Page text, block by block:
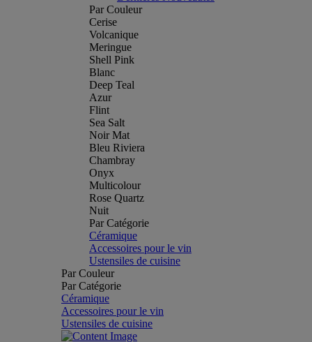
Par Couleur
Cerise
Volcanique
Meringue
Shell Pink
Blanc
Deep Teal
Azur
Flint
Sea Salt
Noir Mat
Bleu Riviera
Chambray
Onyx
Multicolour
Rose Quartz
Nuit
Par Catégorie
Céramique
Accessoires pour le vin
Ustensiles de cuisine
Par Couleur
Par Catégorie
Céramique
Accessoires pour le vin
Ustensiles de cuisine